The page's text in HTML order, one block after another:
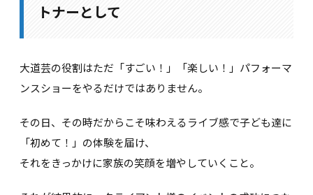
トナーとして
大道芸の役割はただ「すごい！」「楽しい！」パフォーマ
ンスショーをやるだけではありません。
その日、その時だからこそ味わえるライブ感で子ども達に
「初めて！」の体験を届け、
それをきっかけに家族の笑顔を増やしていくこと。